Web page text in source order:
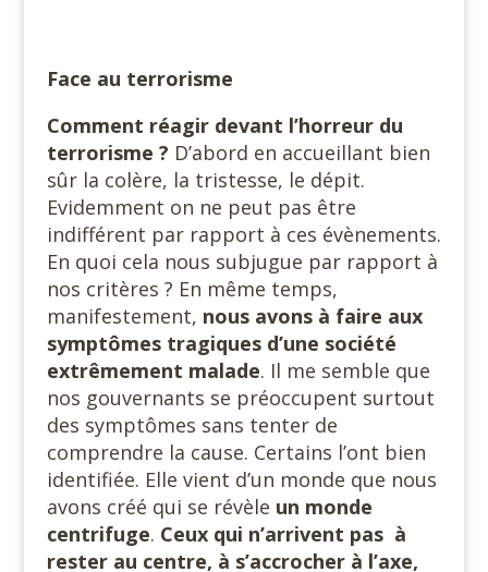
Face au terrorisme
Comment réagir devant l’horreur du
terrorisme ? D’abord en accueillant bien
sûr la colère, la tristesse, le dépit.
Evidemment on ne peut pas être
indifférent par rapport à ces évènements.
En quoi cela nous subjugue par rapport à
nos critères ? En même temps,
manifestement, nous avons à faire aux
symptômes tragiques d’une société
extrêmement malade. Il me semble que
nos gouvernants se préoccupent surtout
des symptômes sans tenter de
comprendre la cause. Certains l’ont bien
identifiée. Elle vient d’un monde que nous
avons créé qui se révèle un monde
centrifuge. Ceux qui n’arrivent pas à
rester au centre, à s’accrocher à l’axe,